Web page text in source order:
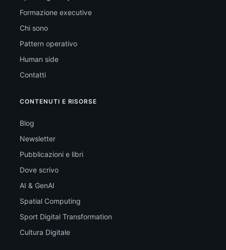
Formazione executive
Chi sono
Pattern operativo
Human side
Contatti
CONTENUTI E RISORSE
Blog
Newsletter
Pubblicazioni e libri
Dove scrivo
AI & GenAI
Spatial Computing
Sport Digital Transformation
Cultura Digitale